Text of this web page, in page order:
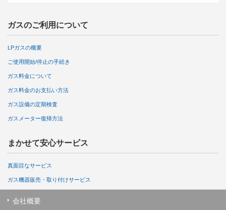
ガスのご利用について
LPガスの概要
ご使用開始/停止の手続き
ガス料金について
ガス料金のお支払い方法
ガス設備の定期検査
ガスメーター復帰方法
まかせて安心サービス
真面目なサービス
ガス機器販売・取り付けサービス
会社概要